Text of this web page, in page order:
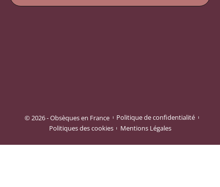
© 2026 - Obsèques en France
Politique de confidentialité
Politiques des cookies
Mentions Légales